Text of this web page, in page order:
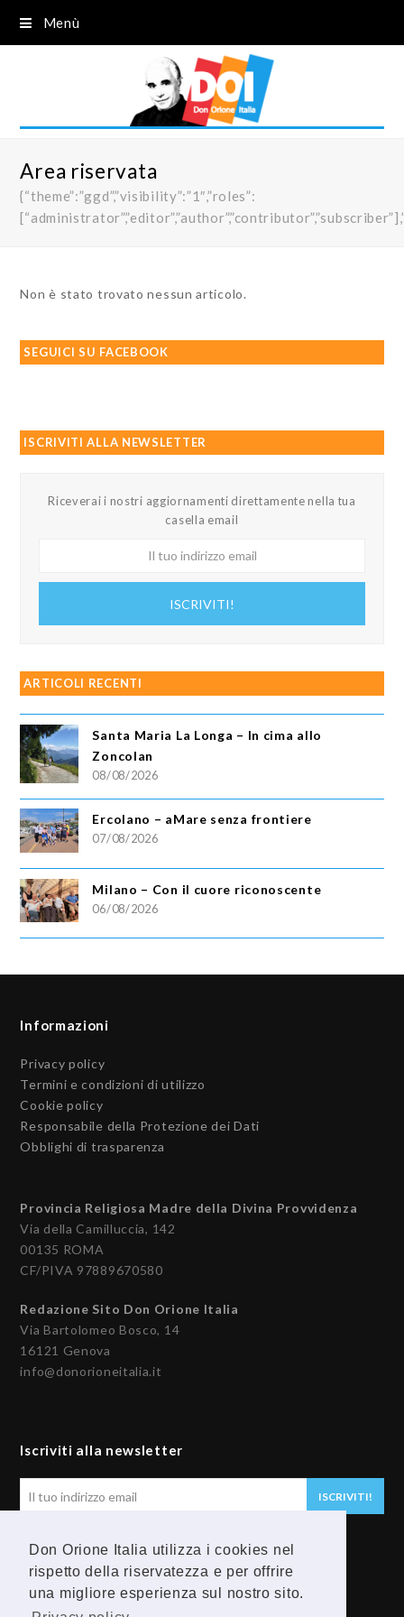
Don Orione Italia utilizza i cookies nel
rispetto della riservatezza e per offrire
una migliore esperienza sul nostro sito.
Menù
Area riservata
{“theme”:”ggd”,”visibility”:”1″,”roles”:
Non è stato trovato nessun articolo.
SEGUICI SU FACEBOOK
ISCRIVITI ALLA NEWSLETTER
Riceverai i nostri aggiornamenti direttamente nella tua
casella email
ISCRIVITI!
ARTICOLI RECENTI
Santa Maria La Longa – In cima allo
Zoncolan
08/08/2026
Ercolano – aMare senza frontiere
07/08/2026
Milano – Con il cuore riconoscente
06/08/2026
Informazioni
Privacy policy
Termini e condizioni di utilizzo
Cookie policy
Responsabile della Protezione dei Dati
Obblighi di trasparenza
Provincia Religiosa Madre della Divina Provvidenza
Via della Camilluccia, 142
00135 ROMA
CF/PIVA 97889670580
Redazione Sito Don Orione Italia
Via Bartolomeo Bosco, 14
16121 Genova
info@donorioneitalia.it
Iscriviti alla newsletter
email
ISCRIVITI!
Seguici
F